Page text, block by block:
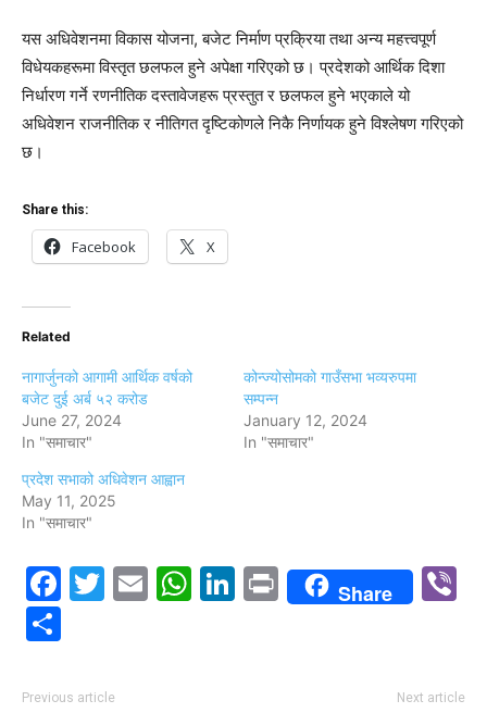
यस अधिवेशनमा विकास योजना, बजेट निर्माण प्रक्रिया तथा अन्य महत्त्वपूर्ण
विधेयकहरूमा विस्तृत छलफल हुने अपेक्षा गरिएको छ। प्रदेशको आर्थिक दिशा
निर्धारण गर्ने रणनीतिक दस्तावेजहरू प्रस्तुत र छलफल हुने भएकाले यो
अधिवेशन राजनीतिक र नीतिगत दृष्टिकोणले निकै निर्णायक हुने विश्लेषण गरिएको
छ।
Share this:
Facebook X
Related
नागार्जुनको आगामी आर्थिक वर्षको
बजेट दुई अर्ब ५२ करोड
June 27, 2024
In "समाचार"
कोन्ज्योसोमको गाउँसभा भव्यरुपमा
सम्पन्न
January 12, 2024
In "समाचार"
प्रदेश सभाको अधिवेशन आह्वान
May 11, 2025
In "समाचार"
Facebook
Twitter
EmailWhatsApp
LinkedIn
PrintShare
Previous article Next article